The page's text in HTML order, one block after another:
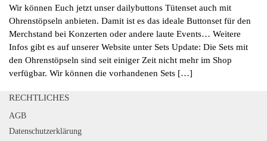
Wir können Euch jetzt unser dailybuttons Tütenset auch mit
Ohrenstöpseln anbieten. Damit ist es das ideale Buttonset für den
Merchstand bei Konzerten oder andere laute Events… Weitere
Infos gibt es auf unserer Website unter Sets Update: Die Sets mit
den Ohrenstöpseln sind seit einiger Zeit nicht mehr im Shop
verfügbar. Wir können die vorhandenen Sets […]
RECHTLICHES
AGB
Datenschutzerklärung